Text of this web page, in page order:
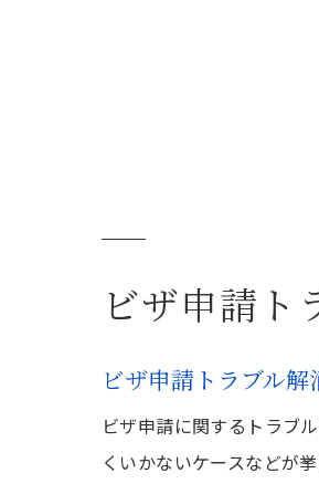
ビザ申請ト
ビザ申請トラブル
ビザ申請に関するトラブ
くいかないケースなどが